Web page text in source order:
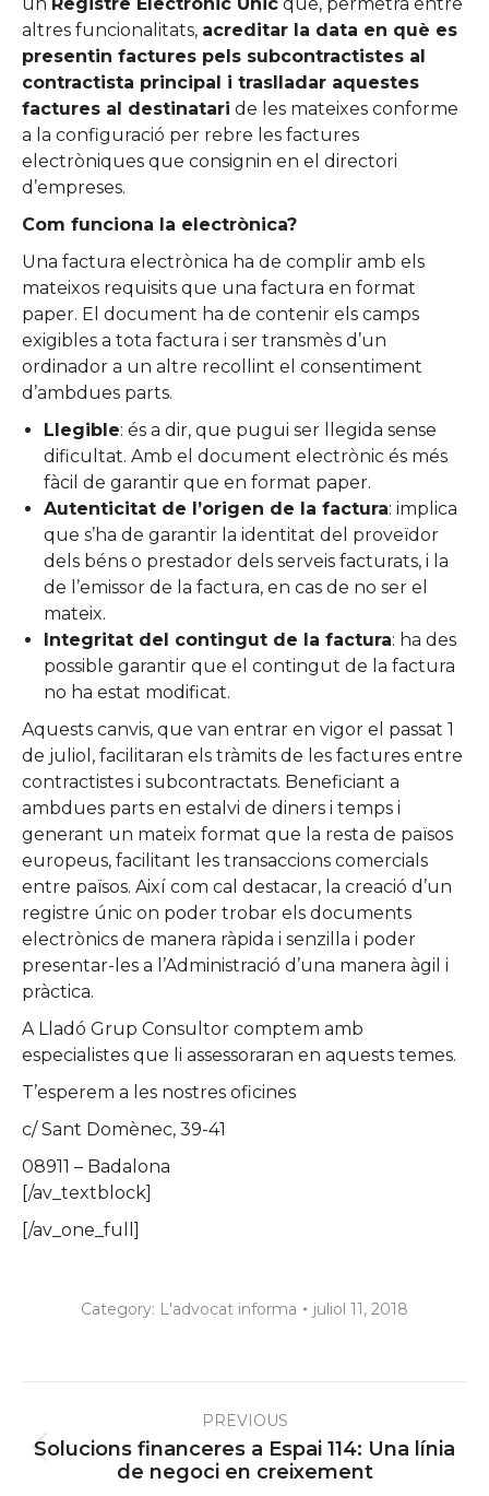
altres funcionalitats, acreditar la data en què es
presentin factures pels subcontractistes al
contractista principal i traslladar aquestes
factures al destinatari de les mateixes conforme
a la configuració per rebre les factures
electròniques que consignin en el directori
d’empreses.
Com funciona la electrònica?
Una factura electrònica ha de complir amb els
mateixos requisits que una factura en format
paper. El document ha de contenir els camps
exigibles a tota factura i ser transmès d’un
ordinador a un altre recollint el consentiment
d’ambdues parts.
Llegible: és a dir, que pugui ser llegida sense
dificultat. Amb el document electrònic és més
fàcil de garantir que en format paper.
Autenticitat de l’origen de la factura: implica
que s’ha de garantir la identitat del proveïdor
dels béns o prestador dels serveis facturats, i la
de l’emissor de la factura, en cas de no ser el
mateix.
Integritat del contingut de la factura: ha des
possible garantir que el contingut de la factura
no ha estat modificat.
Aquests canvis, que van entrar en vigor el passat 1
de juliol, facilitaran els tràmits de les factures entre
contractistes i subcontractats. Beneficiant a
ambdues parts en estalvi de diners i temps i
generant un mateix format que la resta de països
europeus, facilitant les transaccions comercials
entre països. Així com cal destacar, la creació d’un
registre únic on poder trobar els documents
electrònics de manera ràpida i senzilla i poder
presentar-les a l’Administració d’una manera àgil i
pràctica.
A Lladó Grup Consultor comptem amb
especialistes que li assessoraran en aquests temes.
T’esperem a les nostres oficines
c/ Sant Domènec, 39-41
08911 – Badalona
[/av_textblock]
[/av_one_full]
Category: L'advocat informa juliol 11, 2018
navigationPREVIOUS
Previous
post:
Solucions financeres a Espai 114: Una línia
de negoci en creixement